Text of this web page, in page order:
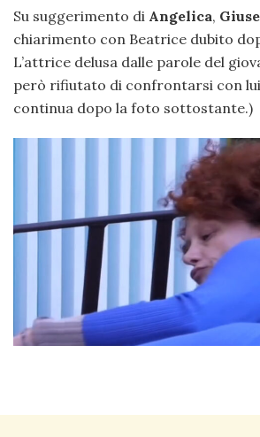
Su suggerimento di Angelica,
chiarimento con Beatrice dubito
L’attrice delusa dalle parole del
però rifiutato di confrontarsi con
continua dopo la foto sottostante.)